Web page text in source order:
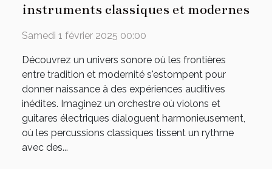
instruments classiques et modernes
Samedi 1 février 2025 00:00
Découvrez un univers sonore où les frontières
entre tradition et modernité s'estompent pour
donner naissance à des expériences auditives
inédites. Imaginez un orchestre où violons et
guitares électriques dialoguent harmonieusement,
où les percussions classiques tissent un rythme
avec des...